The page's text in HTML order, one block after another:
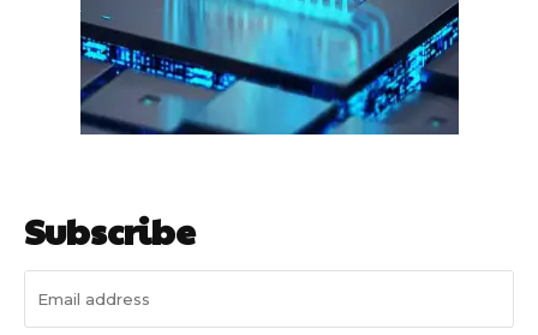
गुरुग्राम साइबर पुलिस ने बीते छह महीने में 18 बैंक कर्मचारियों को किया गिरफ्तार
इन लोगों ने लालच में आकर बैंक खाते खोलकर साइबर ठगों को उपलब्ध कराए
हर खाते के बदले मिलते थे 20 से 25 हजार
Subscribe